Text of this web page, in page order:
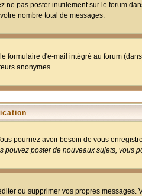
pas poster inutilement sur le forum
nombre total de messages.
d'e-mail intégré au forum
anonymes.
pourriez avoir besoin de vous
pouvez poster de nouveaux sujets, vous
ou supprimer vos propres messages.